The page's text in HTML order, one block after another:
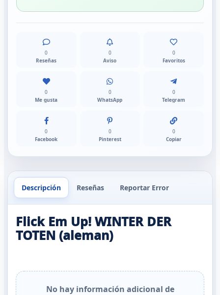
0
Reseñas
0
Aviso
0
Favoritos
0
Me gusta
0
WhatsApp
0
Telegram
0
Facebook
0
Pinterest
0
Copiar
Descripción Reseñas Reportar Error
Flick Em Up! WINTER DER
TOTEN (aleman)
No hay información adicional de